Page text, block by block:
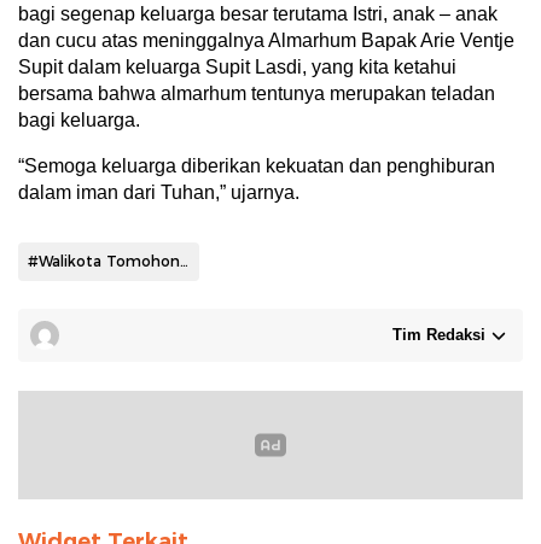
bagi segenap keluarga besar terutama Istri, anak – anak
dan cucu atas meninggalnya Almarhum Bapak Arie Ventje
Supit dalam keluarga Supit Lasdi, yang kita ketahui
bersama bahwa almarhum tentunya merupakan teladan
bagi keluarga.
“Semoga keluarga diberikan kekuatan dan penghiburan
dalam iman dari Tuhan,” ujarnya.
#Walikota Tomohon Caroll Senduk
Tim Redaksi